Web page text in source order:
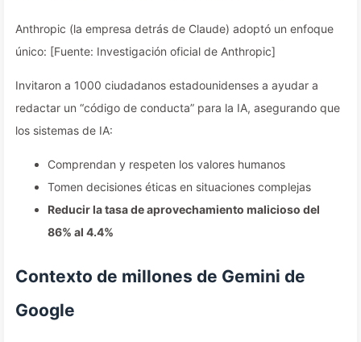
Anthropic (la empresa detrás de Claude) adoptó un enfoque
único: [Fuente: Investigación oficial de Anthropic]
Invitaron a 1000 ciudadanos estadounidenses a ayudar a
redactar un “código de conducta” para la IA, asegurando que
los sistemas de IA:
Comprendan y respeten los valores humanos
Tomen decisiones éticas en situaciones complejas
Reducir la tasa de aprovechamiento malicioso del
86% al 4.4%
Contexto de millones de Gemini de
Google